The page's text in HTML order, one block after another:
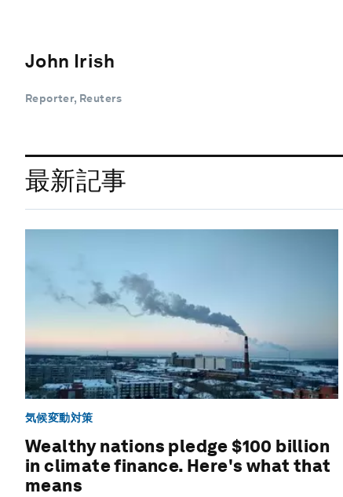
John Irish
Reporter, Reuters
最新記事
気候変動対策
Wealthy nations pledge $100 billion
in climate finance. Here's what that
means